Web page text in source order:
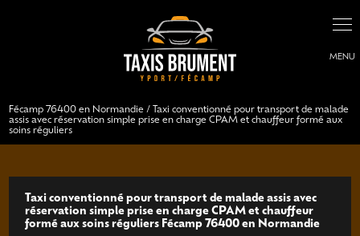
Fécamp 76400 en Normandie / Taxi conventionné pour transport de malade
assis avec réservation simple prise en charge CPAM et chauffeur formé aux
soins réguliers
Taxi conventionné pour transport de malade assis avec
réservation simple prise en charge CPAM et chauffeur
formé aux soins réguliers Fécamp 76400 en Normandie